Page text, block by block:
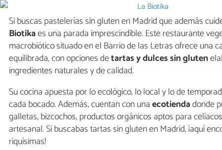
Si buscas pastelerías sin gluten en Madrid que además
Biotikaes una parada imprescindible. Este restaurante
macrobiótico situado en el Barrio de las Letras ofrece una
equilibrada, con opciones detartas y dulces sin gluten
ingredientes naturales y de calidad.
Su cocina apuesta por lo ecológico, lo local y lo de
cada bocado. Además, cuentan con unaecotiendadonde
galletas, bizcochos, productos orgánicos aptos para
artesanal. Si buscabas tartas sin gluten en Madrid, ¡aquí
riquísimas!